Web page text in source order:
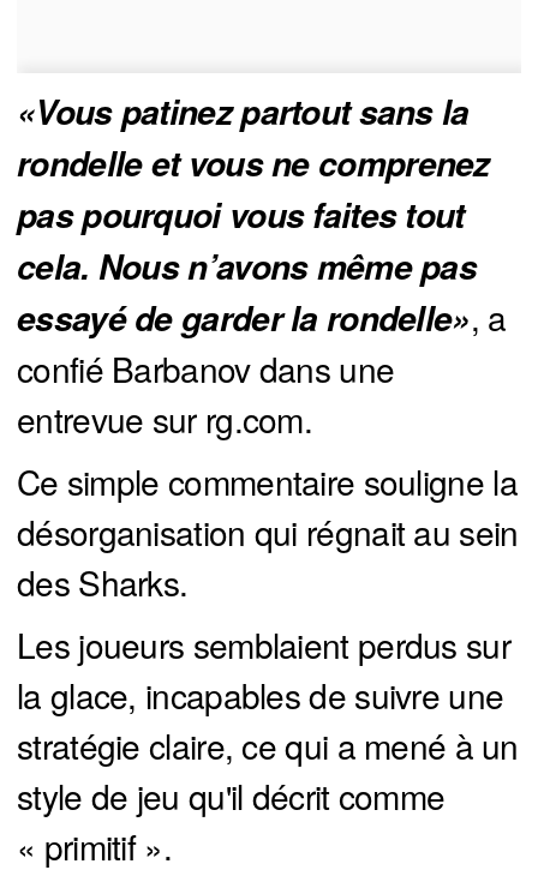
«Vous patinez partout sans la
rondelle et vous ne comprenez
pas pourquoi vous faites tout
cela. Nous n’avons même pas
essayé de garder la rondelle», a
confié Barbanov dans une
entrevue sur rg.com.
Ce simple commentaire souligne la
désorganisation qui régnait au sein
des Sharks.
Les joueurs semblaient perdus sur
la glace, incapables de suivre une
stratégie claire, ce qui a mené à un
style de jeu qu'il décrit comme
« primitif ».